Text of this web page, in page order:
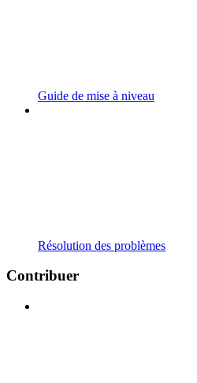
Guide de mise à niveau
Résolution des problèmes
Contribuer